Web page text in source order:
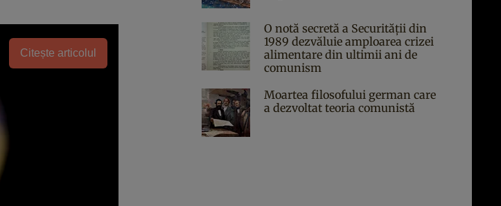
Citește articolul
O notă secretă a Securității din
1989 dezvăluie amploarea crizei
alimentare din ultimii ani de
comunism
Moartea filosofului german care
a dezvoltat teoria comunistă